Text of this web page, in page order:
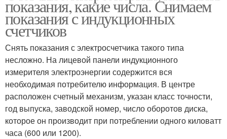
показания, какие числа. Снимаем
показания с индукционных
счетчиков
Снять показания с электросчетчика такого типа
несложно. На лицевой панели индукционного
измерителя электроэнергии содержится вся
необходимая потребителю информация. В центре
расположен счетный механизм, указан класс точности,
год выпуска, заводской номер, число оборотов диска,
которое он производит при потреблении одного киловатт
часа (600 или 1200).